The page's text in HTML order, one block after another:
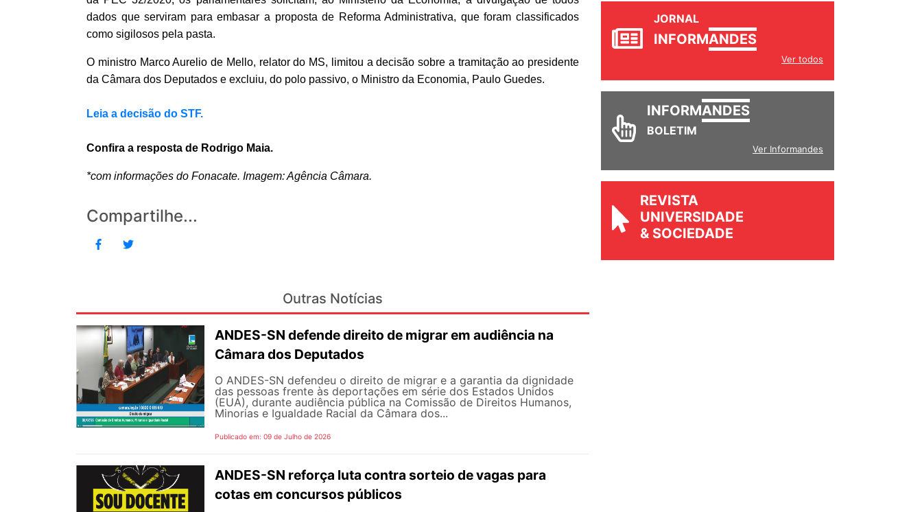
dados que serviram para embasar a proposta de Reforma Administrativa, que foram classificados
como sigilosos pela pasta.
O ministro Marco Aurelio de Mello, relator do MS, limitou a decisão sobre a tramitação ao presidente
da Câmara dos Deputados e excluiu, do polo passivo, o Ministro da Economia, Paulo Guedes.
Leia a decisão do STF.
Confira a resposta de Rodrigo Maia.
*com informações do Fonacate. Imagem: Agência Câmara.
Compartilhe...
Outras Notícias
ANDES-SN defende direito de migrar em audiência na
Câmara dos Deputados
O ANDES-SN defendeu o direito de migrar e a garantia da dignidade
das pessoas frente às deportações em série dos Estados Unidos
(EUA), durante audiência pública na Comissão de Direitos Humanos,
Minorias e Igualdade Racial da Câmara dos...
Publicado em: 09 de Julho de 2026
ANDES-SN reforça luta contra sorteio de vagas para
cotas em concursos públicos
JORNAL
INFORMANDES
Ver todos
INFORMANDES
BOLETIM
Ver Informandes
REVISTA
UNIVERSIDADE
& SOCIEDADE